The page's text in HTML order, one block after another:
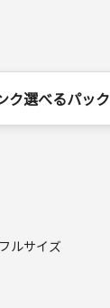
ク選べるパック
ルサイズ